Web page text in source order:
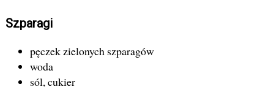
Szparagi
pęczek zielonych szparagów
woda
sól, cukier